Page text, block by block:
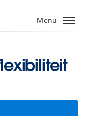
Menu